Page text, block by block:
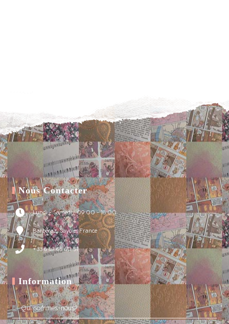
Nous Contacter
Lundi - Samedi : 09:00 - 18:00
Barberaz, Savoie, France
+33 6 47 65 40 51
Information
Qui sommes-nous?